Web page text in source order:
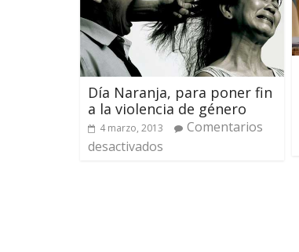
Día Naranja, para poner fin
a la violencia de género
4 marzo, 2013
Comentarios
desactivados